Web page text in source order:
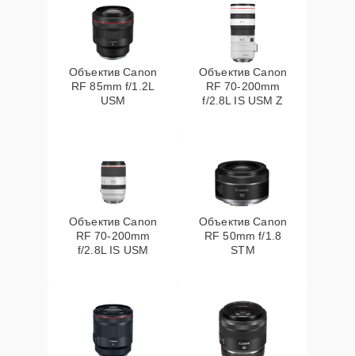
Объектив Canon
RF 85mm f/1.2L
USM
Объектив Canon
RF 70‑200mm
f/2.8L IS USM Z
Объектив Canon
RF 70‑200mm
f/2.8L IS USM
Объектив Canon
RF 50mm f/1.8
STM